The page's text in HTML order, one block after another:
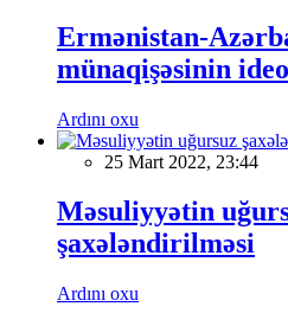
Ermənistan-
münaqişəsinin
Ardını oxu
25 Mart 2022, 23:44
Məsuliyyətin
şaxələndirilməsi
Ardını oxu